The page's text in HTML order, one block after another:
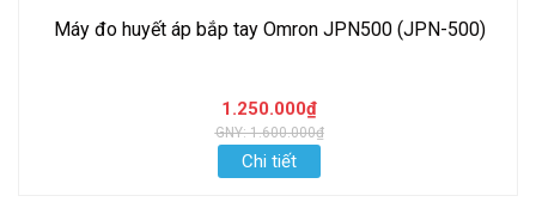
Máy đo huyết áp bắp tay Omron JPN500 (JPN-500)
1.250.000₫
GNY: 1.600.000₫
Chi tiết